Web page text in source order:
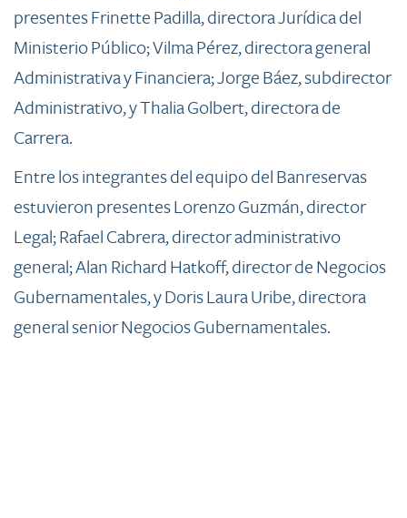
presentes Frinette Padilla, directora Jurídica del
Ministerio Público; Vilma Pérez, directora general
Administrativa y Financiera; Jorge Báez, subdirector
Administrativo, y Thalia Golbert, directora de
Carrera.
​Entre los integrantes del equipo del Banreservas
estuvieron presentes Lorenzo Guzmán, director
Legal; Rafael Cabrera, director administrativo
general; Alan Richard Hatkoff, director de Negocios
Gubernamentales, y Doris Laura Uribe, directora
general senior Negocios Gubernamentales.